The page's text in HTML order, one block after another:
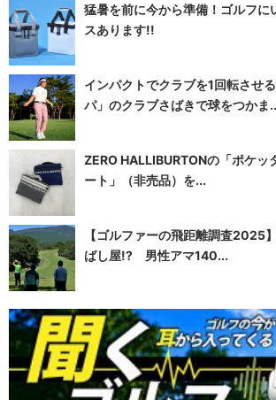
猛暑を前に今から準備！ゴルフに
スあります!!
インパクトでクラブを1回転させ
パ」のクラブさばきで球をつかま
ZERO HALLIBURTONの「ポケッ
ート」（非売品）を...
【ゴルファーの飛距離調査2025
ばし屋!? 男性アマ140...